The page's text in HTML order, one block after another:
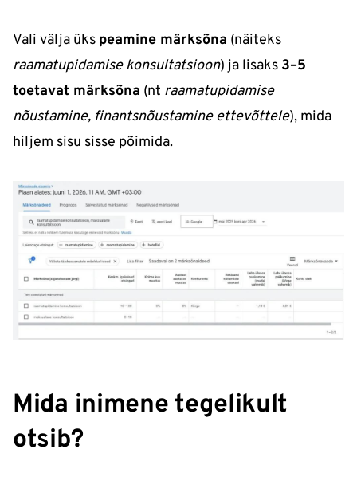
Vali välja üks peamine märksõna (näiteks
raamatupidamise konsultatsioon) ja lisaks 3–5
toetavat märksõna (nt raamatupidamise
nõustamine, finantsnõustamine ettevõttele), mida
hiljem sisu sisse põimida.
Mida inimene tegelikult
otsib?